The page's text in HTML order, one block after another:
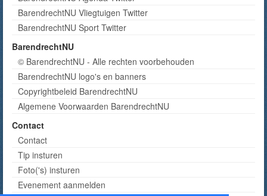
BarendrechtNU Vliegtuigen Twitter
BarendrechtNU Sport Twitter
BarendrechtNU
© BarendrechtNU - Alle rechten voorbehouden
BarendrechtNU logo's en banners
Copyrightbeleid BarendrechtNU
Algemene Voorwaarden BarendrechtNU
Contact
Contact
Tip insturen
Foto('s) insturen
Evenement aanmelden